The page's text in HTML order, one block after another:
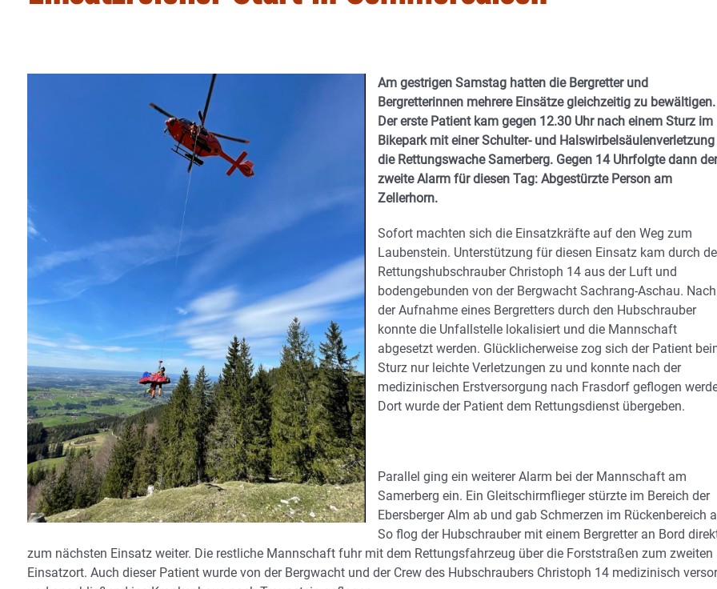
Am gestrigen Samstag hatten die Bergretter und
Bergretterinnen mehrere Einsätze gleichzeitig zu bewältigen.
Der erste Patient kam gegen 12.30 Uhr nach einem Sturz im
Bikepark mit einer Schulter- und
die Rettungswache Samerberg. Gegen 14 Uhrfolgte dann der
zweite Alarm für diesen Tag: Abgestürzte Person am
Zellerhorn.
Sofort machten sich die Einsatzkräfte auf den Weg zum
Laubenstein. Unterstützung für diesen Einsatz kam durch
Rettungshubschrauber Christoph 14 aus der Luft und
bodengebunden von der Bergwacht Sachrang-Aschau. Nach
der Aufnahme eines Bergretters durch den Hubschrauber
konnte die Unfallstelle lokalisiert und die Mannschaft
abgesetzt werden. Glücklicherweise zog sich der Patient
Sturz nur leichte Verletzungen zu und konnte nach der
medizinischen Erstversorgung nach Frasdorf geflogen
Dort wurde der Patient dem Rettungsdienst übergeben.
Parallel ging ein weiterer Alarm bei der Mannschaft am
Samerberg ein. Ein Gleitschirmflieger stürzte im Bereich der
Ebersberger Alm ab und gab Schmerzen im Rückenbereich
So flog der Hubschrauber mit einem Bergretter an Bord
zum nächsten Einsatz weiter. Die restliche Mannschaft fuhr mit dem Rettungsfahrzeug über die Forststraßen zum zweiten
Einsatzort. Auch dieser Patient wurde von der Bergwacht und der Crew des Hubschraubers Christoph 14 medizinisch